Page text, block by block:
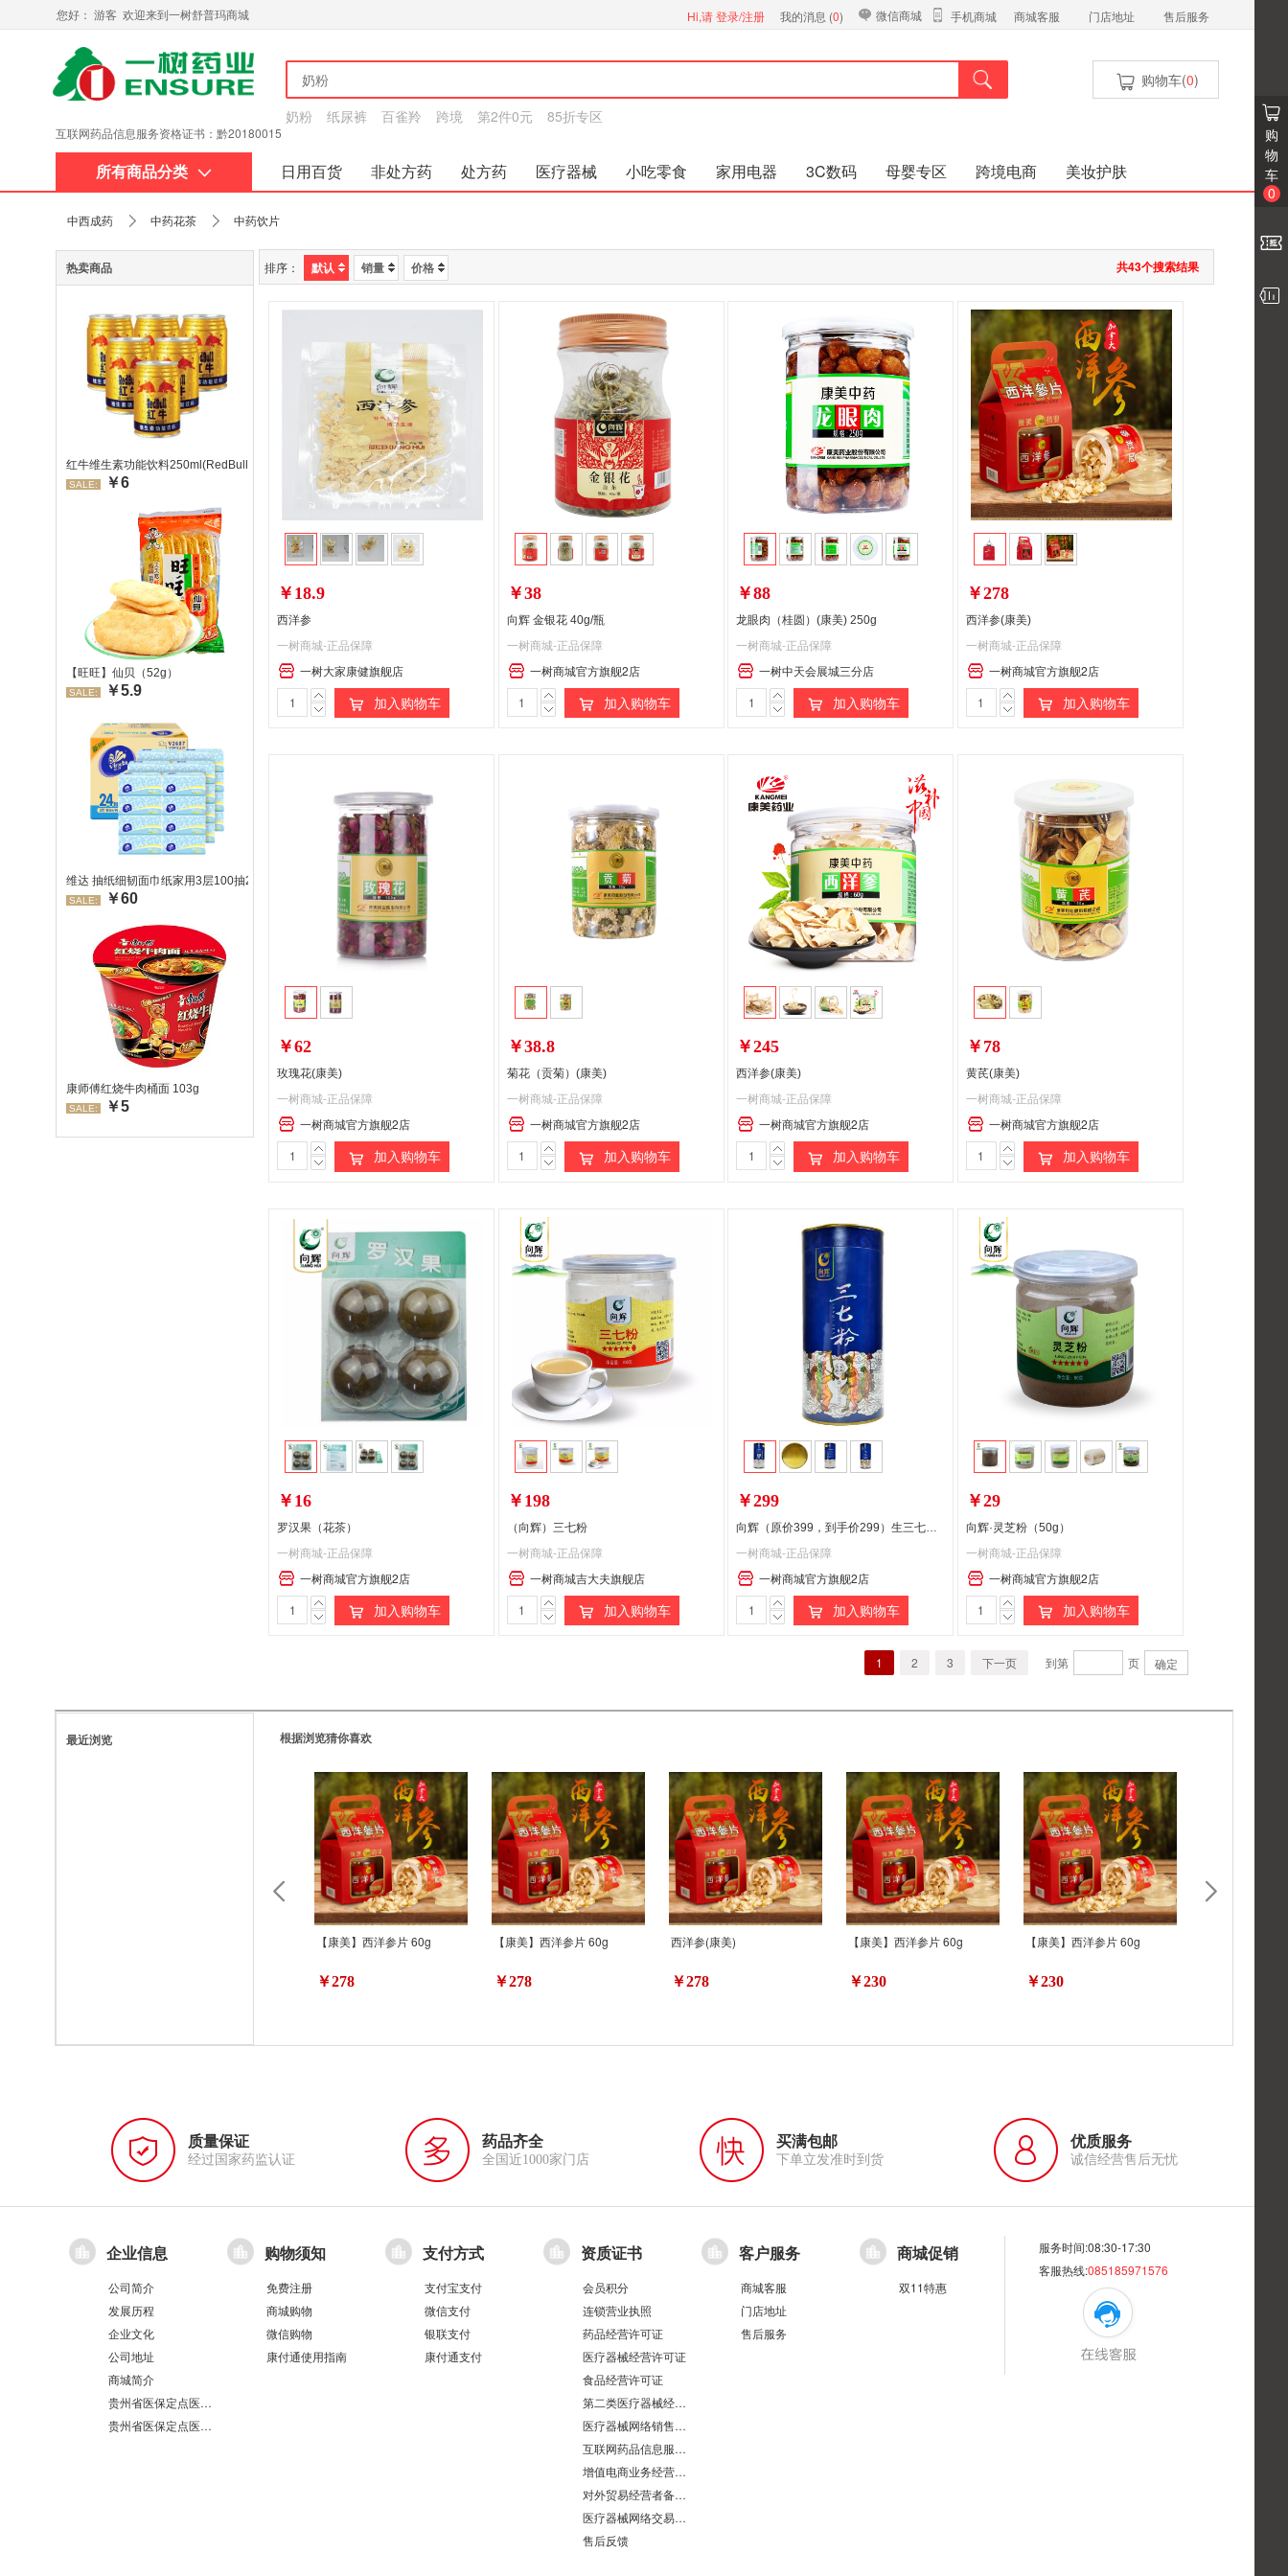
您好： 游客 欢迎来到一树舒普玛商城 Hi,请登录/注册 我的消息 (0) 微信商城 手机商城 商城客服 门店地址 售后服务
互联网药品信息服务资格证书：黔20180015
奶粉 纸尿裤 百雀羚 跨境 第2件0元 85折专区
购物车(0)
所有商品分类 日用百货 非处方药 处方药 医疗器械 小吃零食 家用电器 3C数码 母婴专区 跨境电商
美妆护肤
购
物
车
0
中西成药 中药花茶 中药饮片
热卖商品
红牛维生素功能饮料250ml(RedBull/红牛)
SALE: ￥6
【旺旺】仙贝（52g）
SALE: ￥5.9
维达 抽纸细韧面巾纸家用3层100抽24包/箱 超值装 偏远地区不发货偏远地区:(含新疆、西藏、内蒙古、宁夏、海南、青海)不发货
SALE: ￥60
康师傅红烧牛肉桶面 103g
SALE: ￥5
排序： 默认 销量 价格 共43个搜索结果
￥18.9
西洋参
一树商城-正品保障
一树大家康健旗舰店
加入购物车
￥38
向辉 金银花 40g/瓶
一树商城-正品保障
一树商城官方旗舰2店
加入购物车
￥88
龙眼肉（桂圆）(康美) 250g
一树商城-正品保障
一树中天会展城三分店
加入购物车
￥278
西洋参(康美)
一树商城-正品保障
一树商城官方旗舰2店
加入购物车
￥62
玫瑰花(康美)
一树商城-正品保障
一树商城官方旗舰2店
加入购物车
￥38.8
菊花（贡菊）(康美)
一树商城-正品保障
一树商城官方旗舰2店
加入购物车
￥245
西洋参(康美)
一树商城-正品保障
一树商城官方旗舰2店
加入购物车
￥78
黄芪(康美)
一树商城-正品保障
一树商城官方旗舰2店
加入购物车
￥16
罗汉果（花茶）
一树商城-正品保障
一树商城官方旗舰2店
加入购物车
￥198
（向辉）三七粉
一树商城-正品保障
一树商城吉大夫旗舰店
加入购物车
￥299
一树商城-正品保障
一树商城官方旗舰2店
加入购物车
￥29
向辉·灵芝粉（50g）
一树商城-正品保障
一树商城官方旗舰2店
加入购物车
1 2 3 下一页 到第 页 确定
最近浏览 根据浏览猜你喜欢
【康美】西洋参片 60g
￥278
【康美】西洋参片 60g
￥278
西洋参(康美)
￥278
【康美】西洋参片 60g
￥230
【康美】西洋参片 60g
￥230
质量保证
经过国家药监认证
药品齐全
全国近1000家门店
买满包邮
下单立发准时到货
优质服务
诚信经营售后无忧
企业信息
公司简介
发展历程
企业文化
公司地址
商城简介
贵州省医保定点医疗机构医保服务情况表（第551分店）
贵州省医保定点医疗机构医保服务情况表（第100分店）
购物须知
免费注册
商城购物
微信购物
康付通使用指南
支付方式
支付宝支付
微信支付
银联支付
康付通支付
资质证书
会员积分
连锁营业执照
药品经营许可证
医疗器械经营许可证
食品经营许可证
第二类医疗器械经营备案凭证
医疗器械网络销售备案
互联网药品信息服务资格证书
增值电商业务经营许可证
对外贸易经营者备案登记表/海关报关单位注册登记证书
医疗器械网络交易服务第三方平台备案凭证
售后反馈
客户服务
商城客服
门店地址
售后服务
商城促销
双11特惠
服务时间:08:30-17:30
客服热线:085185971576